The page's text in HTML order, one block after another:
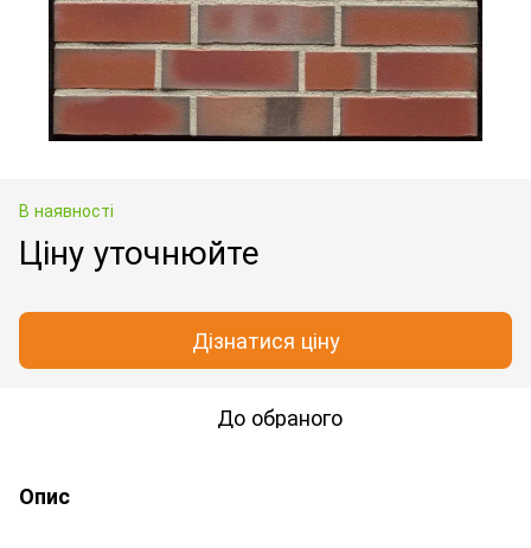
В наявності
Ціну уточнюйте
Дізнатися ціну
До обраного
Опис